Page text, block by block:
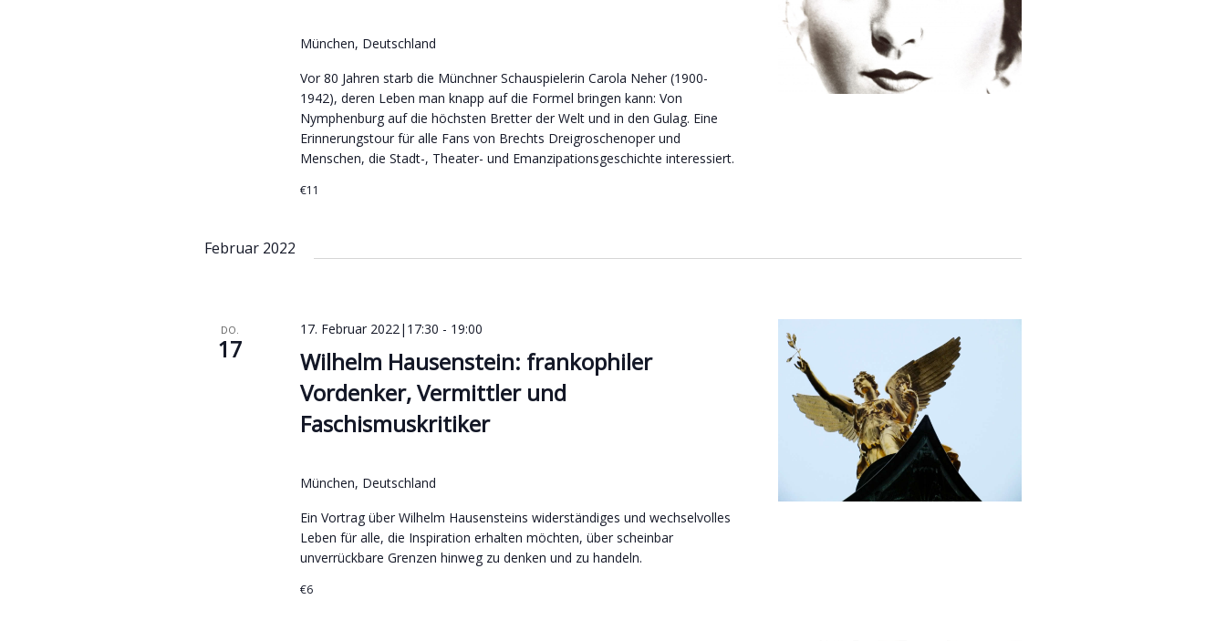
München, Deutschland
Vor 80 Jahren starb die Münchner Schauspielerin Carola Neher (1900-
1942), deren Leben man knapp auf die Formel bringen kann: Von
Nymphenburg auf die höchsten Bretter der Welt und in den Gulag. Eine
Erinnerungstour für alle Fans von Brechts Dreigroschenoper und
Menschen, die Stadt-, Theater- und Emanzipationsgeschichte interessiert.
€11
Februar 2022
DO.
17
Wilhelm Hausenstein: frankophiler
Vordenker, Vermittler und
Faschismuskritiker
17. Februar 2022|17:30 - 19:00
München, Deutschland
Ein Vortrag über Wilhelm Hausensteins widerständiges und wechselvolles
Leben für alle, die Inspiration erhalten möchten, über scheinbar
unverrückbare Grenzen hinweg zu denken und zu handeln.
€6